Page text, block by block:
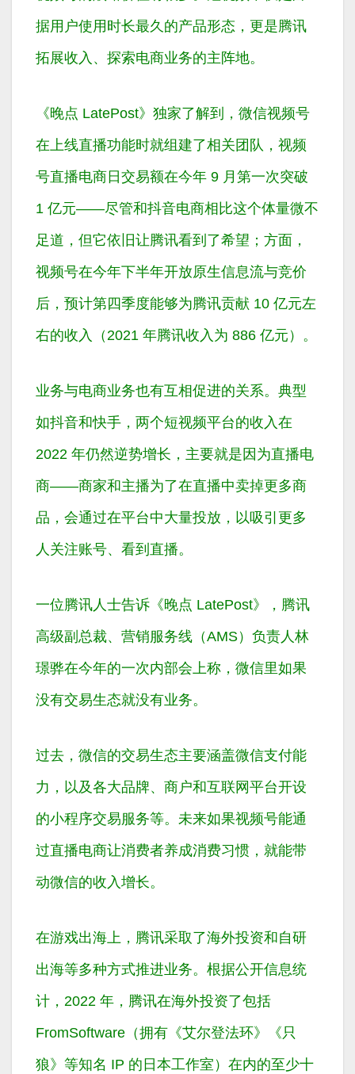
据用户使用时长最久的产品形态，更是腾讯
拓展收入、探索电商业务的主阵地。
《晚点 LatePost》独家了解到，微信视频号
在上线直播功能时就组建了相关团队，视频
号直播电商日交易额在今年 9 月第一次突破
1 亿元——尽管和抖音电商相比这个体量微不
足道，但它依旧让腾讯看到了希望；方面，
视频号在今年下半年开放原生信息流与竞价
后，预计第四季度能够为腾讯贡献 10 亿元左
右的收入（2021 年腾讯收入为 886 亿元）。
业务与电商业务也有互相促进的关系。典型
如抖音和快手，两个短视频平台的收入在
2022 年仍然逆势增长，主要就是因为直播电
商——商家和主播为了在直播中卖掉更多商
品，会通过在平台中大量投放，以吸引更多
人关注账号、看到直播。
一位腾讯人士告诉《晚点 LatePost》，腾讯
高级副总裁、营销服务线（AMS）负责人林
璟骅在今年的一次内部会上称，微信里如果
没有交易生态就没有业务。
过去，微信的交易生态主要涵盖微信支付能
力，以及各大品牌、商户和互联网平台开设
的小程序交易服务等。未来如果视频号能通
过直播电商让消费者养成消费习惯，就能带
动微信的收入增长。
在游戏出海上，腾讯采取了海外投资和自研
出海等多种方式推进业务。根据公开信息统
计，2022 年，腾讯在海外投资了包括
FromSoftware（拥有《艾尔登法环》《只
狼》等知名 IP 的日本工作室）在内的至少十